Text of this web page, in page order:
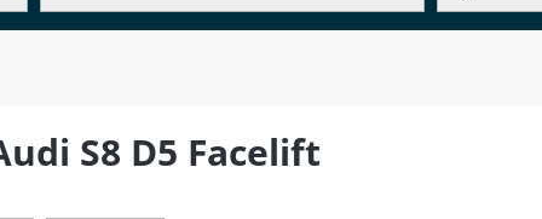
S8 D5 Facelift